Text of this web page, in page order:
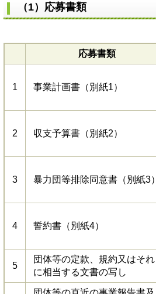
（1）応募書類
応募書類
1 事業計画書（別紙1）
2 収支予算書（別紙2）
3 暴力団等排除同意書（別紙3）
4 誓約書（別紙4）
5
団体等の定款、規約又はそれ
に相当する文書の写し